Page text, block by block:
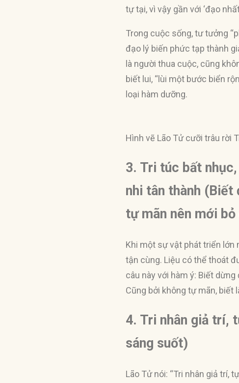
tự tại, vì vậy gần với ‘đạo
Trong cuộc sống, tư tưởng
đạo lý biến phức tạp thành
là người thua cuộc, cũng
biết lui, “lùi một bước biển
loại hàm dưỡng.
Hình vẽ Lão Tử cưỡi trâu rời
3. Tri túc bất
nhi tân thành (Biết
tự mãn nên mới
Khi một sự vật phát triển
tận cùng. Liệu có thể thoát
câu này với hàm ý: Biết
Cũng bởi không tự mãn, biết
4. Tri nhân giả trí,
sáng suốt)
Lão Tử nói: “Tri nhân giả trí,